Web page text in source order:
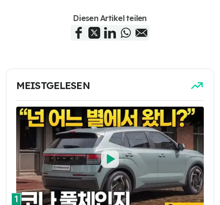
Diesen Artikel teilen
MEISTGELESEN
1